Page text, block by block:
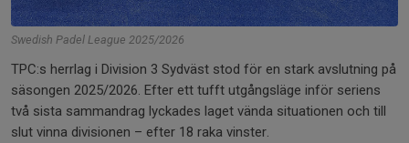
Swedish Padel League 2025/2026
TPC:s herrlag i Division 3 Sydväst stod för en stark avslutning på
säsongen 2025/2026. Efter ett tufft utgångsläge inför seriens
två sista sammandrag lyckades laget vända situationen och till
slut vinna divisionen – efter 18 raka vinster.